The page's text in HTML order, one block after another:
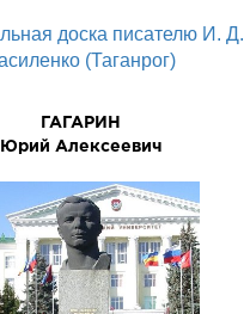
доска писателю И. Д.
(Таганрог)
ГАГАРИН
Юpий Алексеевич